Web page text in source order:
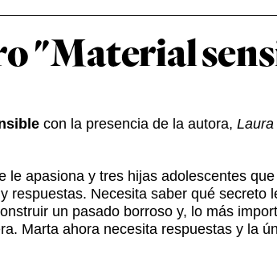
"Material
con la presencia de la autora,
apasiona y tres hijas adolescentes
respuestas. Necesita saber qué secreto
un pasado borroso y, lo más
Marta ahora necesita respuestas y la